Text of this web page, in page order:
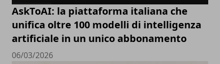
AskToAI: la piattaforma italiana che
unifica oltre 100 modelli di intelligenza
artificiale in un unico abbonamento
06/03/2026